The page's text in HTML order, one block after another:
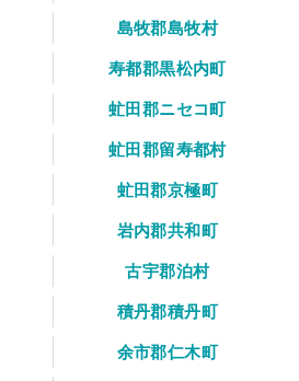
島牧郡島牧村
寿都郡黒松内町
虻田郡ニセコ町
虻田郡留寿都村
虻田郡京極町
岩内郡共和町
古宇郡泊村
積丹郡積丹町
余市郡仁木町